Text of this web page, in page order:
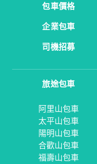
包車價格
企業包車
司機招募
旅途包車
阿里山包車
太平山包車
陽明山包車
合歡山包車
福壽山包車